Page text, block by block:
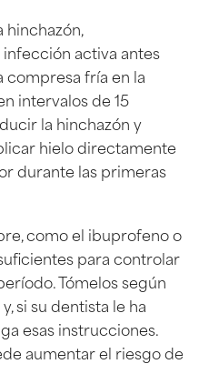
activa antes
compresa fría en la
intervalos de 15
la hinchazón y
hielo directamente
durante las primeras
como el ibuprofeno o
para controlar
Tómelos según
si su dentista le ha
esas instrucciones.
aumentar el riesgo de